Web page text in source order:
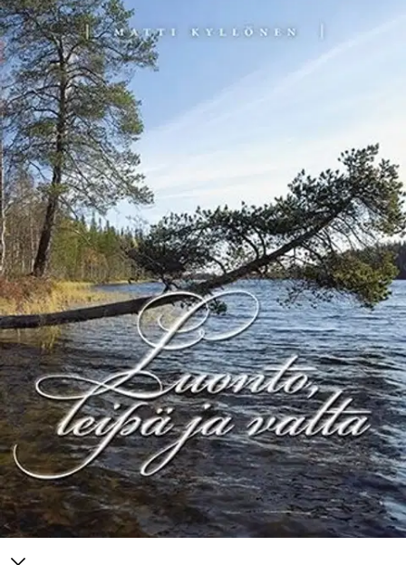
Ei saatavilla
Tuotekuvaus
Ruotsin kuninkaan Kaarle XI:n lähettämät kaskimiehet valloittivat
Koillis-Suomen erämaita Ruotsin kruunulle 1670-luvulta 1800-
luvun puoliväliin, jolloin valtakunnan raja merkittiin Paanajärven
itäpäähän. Nyt kaskenpoltto kiellettiin ja kuusamolaisten oli
pureuduttava pelto- ja niittytalouteen. 1850- ja 1860-lukujen
katovuodet romahduttivat kaskitalouden: tuli vakava viljapula.
Viljaa, jauhoja ja rahaa näiden ostoon oli hankittavamonenlaisin
keinoin ja kaukaa.Työn perässä mentiin Vienaan, Kuollaan ja
Jäämeren rannalle. Kuusamolaisia jäi noihin “kolonioihin” pysyvästi
asumaan ja toimimaan kaupan välittäjinä Kuusamon ja
“siirtokuntien” kesken. Voita, jääsiikaa, lihaa, talia, taljoja, lintuja,
eläviä poroja, hevosia ja lehmiä myytiin ja vietiin Norjaan, Vienaan,
Ouluun ja aina Pietariin asti. 1880-luvulla löi meijeritalous läpi
Kuusamossa, pellot ja niityt laajenivat, ja kun isojakoasetus annettiin
1898 kuusamolaiset pääsivät myymään metsää.
Näytä lisää tuotekuvausta
Ominaisuudet